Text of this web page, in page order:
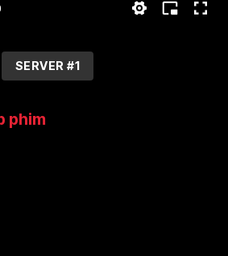
SERVER #1
phim